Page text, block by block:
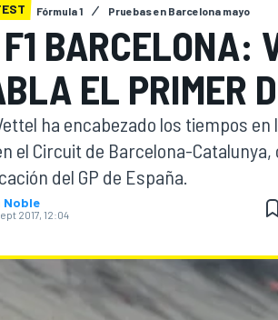
Fórmula 1 Pruebas en Barcelona mayo
BARCELONA:
EL PRIMER
ha encabezado los tiempos
el Circuit de Barcelona-
del GP de España.
Noble
2017, 12:04